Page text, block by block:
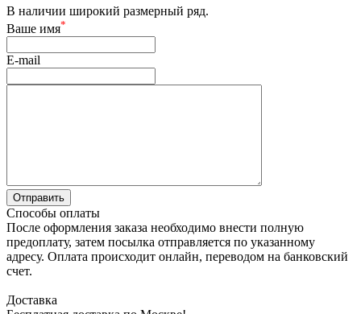
В наличии широкий размерный ряд.
Ваше имя*
E-mail
Способы оплаты
После оформления заказа необходимо внести полную
предоплату, затем посылка отправляется по указанному
адресу. Оплата происходит онлайн, переводом на банковский
счет.
Доставка